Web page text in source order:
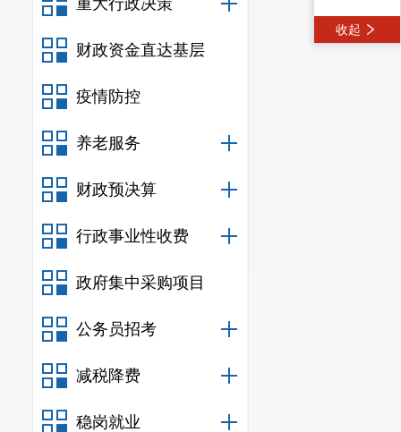
重大行政决策
财政资金直达基层
疫情防控
养老服务
财政预决算
行政事业性收费
政府集中采购项目
公务员招考
减税降费
稳岗就业
收起